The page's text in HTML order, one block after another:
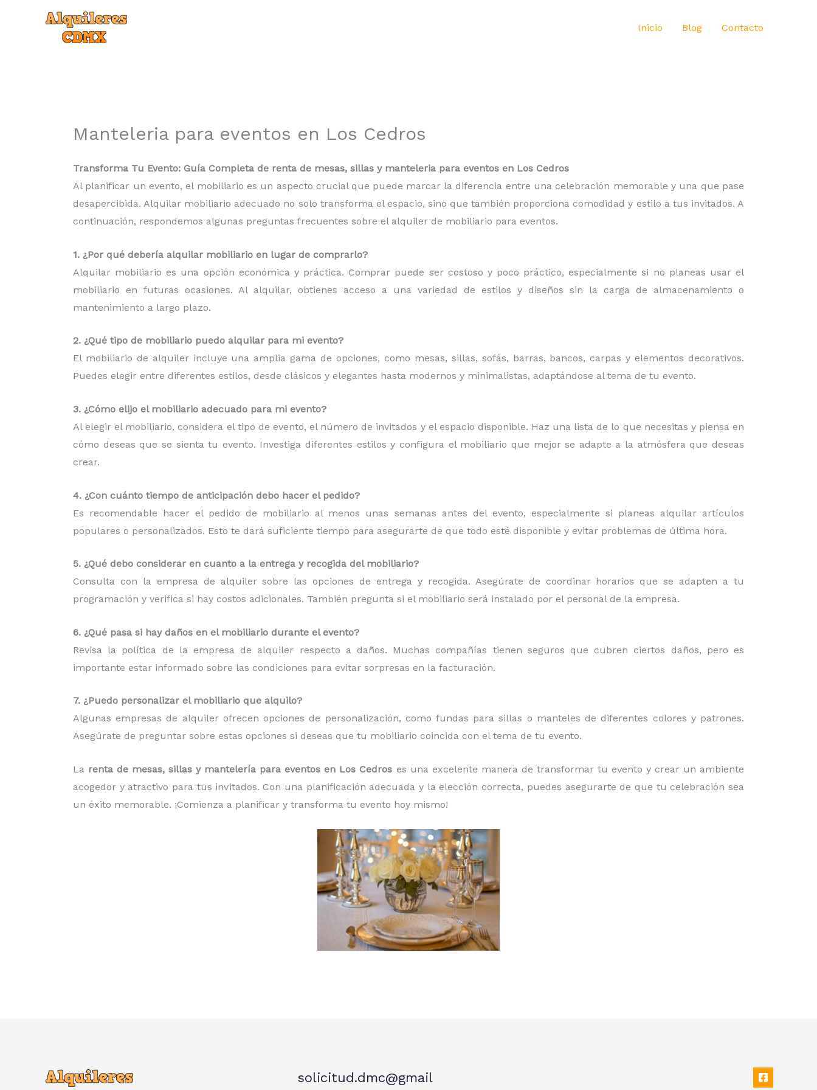
Inicio Blog Contacto
Manteleria para eventos en Los Cedros
Transforma Tu Evento: Guía Completa de renta de mesas, sillas y manteleria para eventos en Los Cedros
Al planificar un evento, el mobiliario es un aspecto crucial que puede marcar la diferencia entre una celebración memorable y una que pase
desapercibida. Alquilar mobiliario adecuado no solo transforma el espacio, sino que también proporciona comodidad y estilo a tus invitados. A
continuación, respondemos algunas preguntas frecuentes sobre el alquiler de mobiliario para eventos.
1. ¿Por qué debería alquilar mobiliario en lugar de comprarlo?
Alquilar mobiliario es una opción económica y práctica. Comprar puede ser costoso y poco práctico, especialmente si no planeas usar el
mobiliario en futuras ocasiones. Al alquilar, obtienes acceso a una variedad de estilos y diseños sin la carga de almacenamiento o
mantenimiento a largo plazo.
2. ¿Qué tipo de mobiliario puedo alquilar para mi evento?
El mobiliario de alquiler incluye una amplia gama de opciones, como mesas, sillas, sofás, barras, bancos, carpas y elementos decorativos.
Puedes elegir entre diferentes estilos, desde clásicos y elegantes hasta modernos y minimalistas, adaptándose al tema de tu evento.
3. ¿Cómo elijo el mobiliario adecuado para mi evento?
Al elegir el mobiliario, considera el tipo de evento, el número de invitados y el espacio disponible. Haz una lista de lo que necesitas y piensa en
cómo deseas que se sienta tu evento. Investiga diferentes estilos y configura el mobiliario que mejor se adapte a la atmósfera que deseas
crear.
4. ¿Con cuánto tiempo de anticipación debo hacer el pedido?
Es recomendable hacer el pedido de mobiliario al menos unas semanas antes del evento, especialmente si planeas alquilar artículos
populares o personalizados. Esto te dará suficiente tiempo para asegurarte de que todo esté disponible y evitar problemas de última hora.
5. ¿Qué debo considerar en cuanto a la entrega y recogida del mobiliario?
Consulta con la empresa de alquiler sobre las opciones de entrega y recogida. Asegúrate de coordinar horarios que se adapten a tu
programación y verifica si hay costos adicionales. También pregunta si el mobiliario será instalado por el personal de la empresa.
6. ¿Qué pasa si hay daños en el mobiliario durante el evento?
Revisa la política de la empresa de alquiler respecto a daños. Muchas compañías tienen seguros que cubren ciertos daños, pero es
importante estar informado sobre las condiciones para evitar sorpresas en la facturación.
7. ¿Puedo personalizar el mobiliario que alquilo?
Algunas empresas de alquiler ofrecen opciones de personalización, como fundas para sillas o manteles de diferentes colores y patrones.
Asegúrate de preguntar sobre estas opciones si deseas que tu mobiliario coincida con el tema de tu evento.
La renta de mesas, sillas y mantelería para eventos en Los Cedros es una excelente manera de transformar tu evento y crear un ambiente
acogedor y atractivo para tus invitados. Con una planificación adecuada y la elección correcta, puedes asegurarte de que tu celebración sea
un éxito memorable. ¡Comienza a planificar y transforma tu evento hoy mismo!
solicitud.dmc@gmail